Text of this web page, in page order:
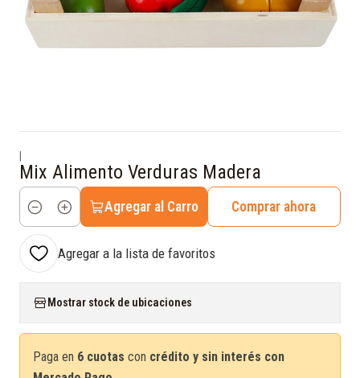
Mix Alimento Verduras Madera
Cantidad
Agregar al Carro Comprar ahora
Agregar a la lista de favoritos
Mostrar stock de ubicaciones
Paga en 6 cuotas con crédito y sin interés con